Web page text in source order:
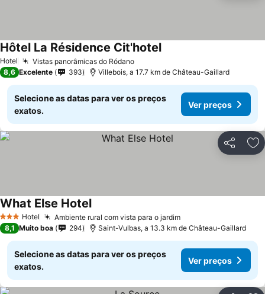
Hotel Vistas panorâmicas do Ródano
Hôtel La Résidence Cit'hotel
8,6 Excelente 393 Villebois, a 17.7 km de Château-Gaillard
Selecione as datas para ver os preços
exatos.
Ver preços
Partilhar
3 EstrelasHotel Ambiente rural com vista para o jardim
What Else Hotel
8,1 Muito boa 294 Saint-Vulbas, a 13.3 km de Château-Gaillard
Selecione as datas para ver os preços
exatos.
Ver preços